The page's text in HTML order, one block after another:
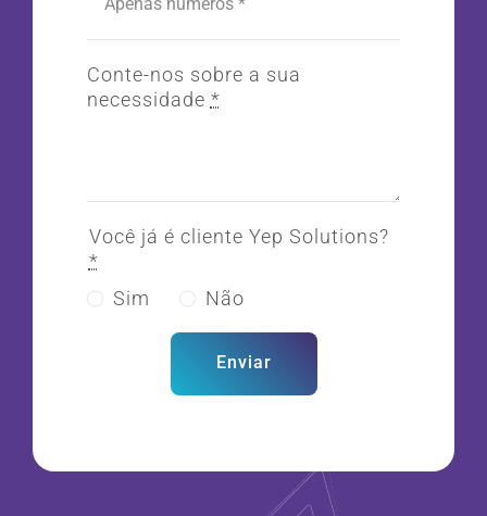
Conte-nos sobre a sua
necessidade *
Você já é cliente Yep Solutions?
*
Sim
Não
Enviar